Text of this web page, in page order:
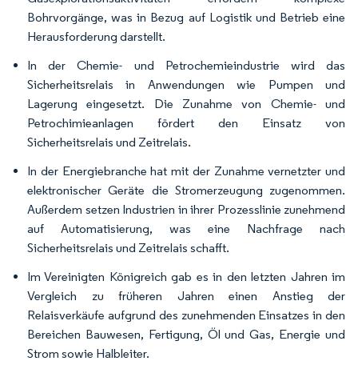
Bohrvorgänge, was in Bezug auf Logistik und Betrieb eine
Herausforderung darstellt.
In der Chemie- und Petrochemieindustrie wird das
Sicherheitsrelais in Anwendungen wie Pumpen und
Lagerung eingesetzt. Die Zunahme von Chemie- und
Petrochimieanlagen fördert den Einsatz von
Sicherheitsrelais und Zeitrelais.
In der Energiebranche hat mit der Zunahme vernetzter und
elektronischer Geräte die Stromerzeugung zugenommen.
Außerdem setzen Industrien in ihrer Prozesslinie zunehmend
auf Automatisierung, was eine Nachfrage nach
Sicherheitsrelais und Zeitrelais schafft.
Im Vereinigten Königreich gab es in den letzten Jahren im
Vergleich zu früheren Jahren einen Anstieg der
Relaisverkäufe aufgrund des zunehmenden Einsatzes in den
Bereichen Bauwesen, Fertigung, Öl und Gas, Energie und
Strom sowie Halbleiter.